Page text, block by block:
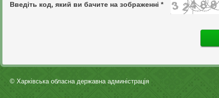
Введіть код, який ви бачите на зображенні *
© Харківська обласна державна админістрація